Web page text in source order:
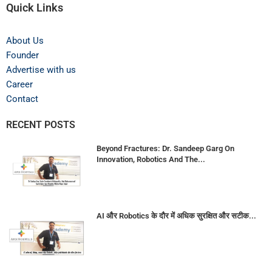
Quick Links
About Us
Founder
Advertise with us
Career
Contact
RECENT POSTS
Beyond Fractures: Dr. Sandeep Garg On
Innovation, Robotics And The...
AI और Robotics के दौर में अधिक सुरक्षित और सटीक...